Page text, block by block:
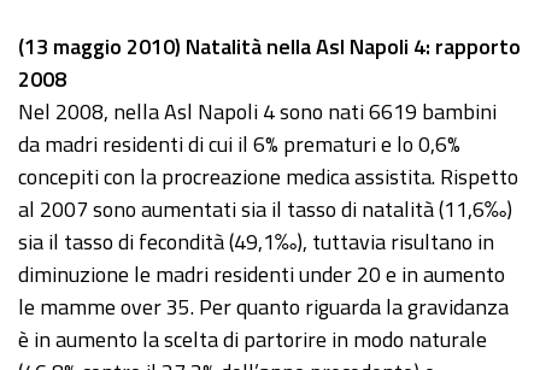
(13 maggio 2010) Natalità nella Asl Napoli 4: rapporto
2008
Nel 2008, nella Asl Napoli 4 sono nati 6619 bambini
da madri residenti di cui il 6% prematuri e lo 0,6%
concepiti con la procreazione medica assistita. Rispetto
al 2007 sono aumentati sia il tasso di natalità (11,6‰)
sia il tasso di fecondità (49,1‰), tuttavia risultano in
diminuzione le madri residenti under 20 e in aumento
le mamme over 35. Per quanto riguarda la gravidanza
è in aumento la scelta di partorire in modo naturale